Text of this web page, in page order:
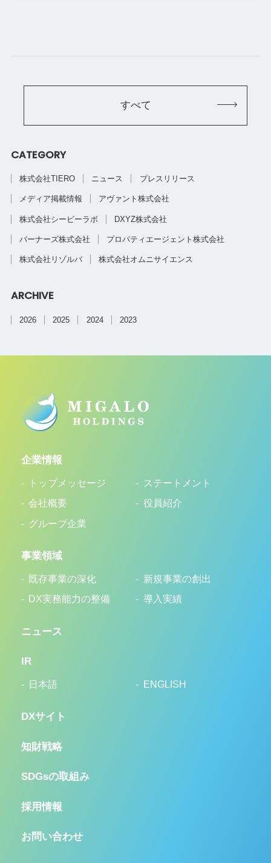
すべて
CATEGORY
株式会社TIERO ニュース プレスリリース
メディア掲載情報 アヴァント株式会社
株式会社シービーラボ DXYZ株式会社
バーナーズ株式会社 プロパティエージェント株式会社
株式会社リゾルバ 株式会社オムニサイエンス
ARCHIVE
2026 2025 2024 2023
企業情報
トップメッセージ
ステートメント
会社概要
役員紹介
グループ企業
事業領域
既存事業の深化
新規事業の創出
DX実務能力の整備
導入実績
ニュース
IR
日本語 ENGLISH
DXサイト
知財戦略
SDGsの取組み
採用情報
お問い合わせ